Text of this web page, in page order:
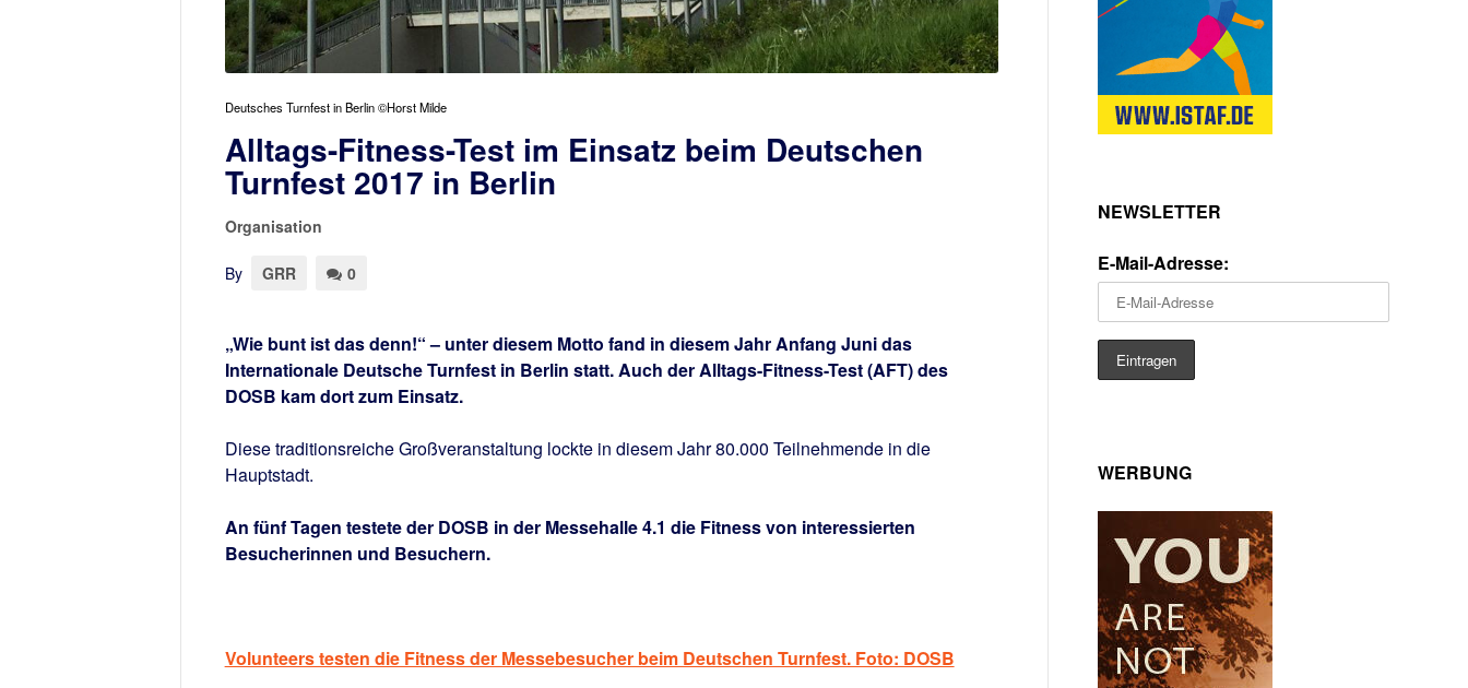
Deutsches Turnfest in Berlin ©Horst Milde
Alltags-Fitness-Test im Einsatz beim Deutschen
Turnfest 2017 in Berlin
Organisation
By GRR 0
„Wie bunt ist das denn!“ – unter diesem Motto fand in diesem Jahr Anfang Juni das
Internationale Deutsche Turnfest in Berlin statt. Auch der Alltags-Fitness-Test (AFT) des
DOSB kam dort zum Einsatz.
Diese traditionsreiche Großveranstaltung lockte in diesem Jahr 80.000 Teilnehmende in die
Hauptstadt.
An fünf Tagen testete der DOSB in der Messehalle 4.1 die Fitness von interessierten
Besucherinnen und Besuchern.
Volunteers testen die Fitness der Messebesucher beim Deutschen Turnfest. Foto: DOSB
NEWSLETTER
E-Mail-Adresse:
WERBUNG